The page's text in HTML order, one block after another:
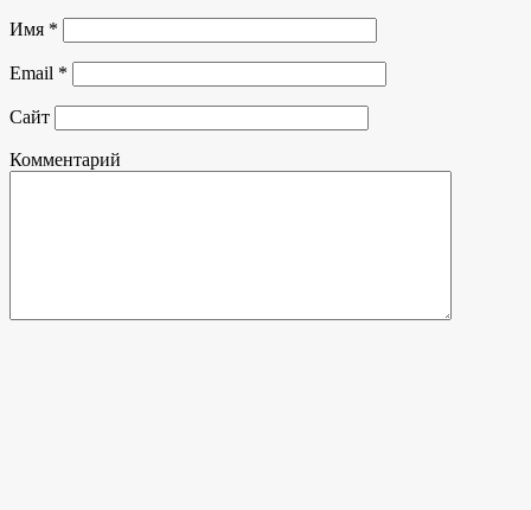
Имя *
Email *
Сайт
Комментарий